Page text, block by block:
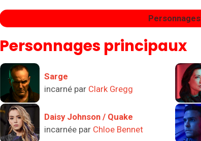
Personnages
Personnages principaux
Sarge
incarné par Clark Gregg
Daisy Johnson / Quake
incarnée par Chloe Bennet